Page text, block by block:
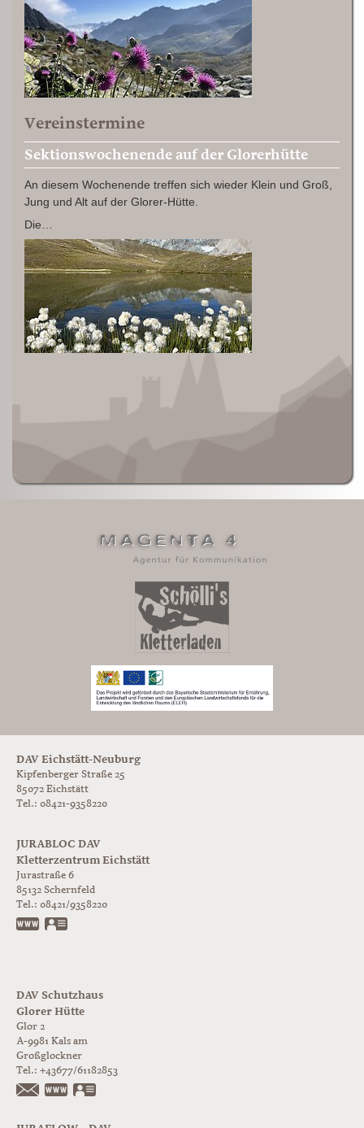
Vereinstermine
Sektionswochenende auf der Glorerhütte
An diesem Wochenende treffen sich wieder Klein und Groß,
Jung und Alt auf der Glorer-Hütte.
Die…
DAV Eichstätt-Neuburg
Kipfenberger Straße 25
85072 Eichstätt
Tel.: 08421-9358220
JURABLOC DAV
Kletterzentrum Eichstätt
Jurastraße 6
85132 Schernfeld
Tel.: 08421/9358220
www.jurabloc.de
DAV Schutzhaus
Glorer Hütte
Glor 2
A-9981 Kals am
Großglockner
Tel.: +43677/61182853
https://www.glorer-huette.at/